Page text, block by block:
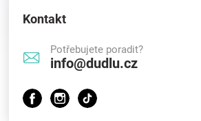
Kontakt
Potřebujete poradit?
info@dudlu.cz